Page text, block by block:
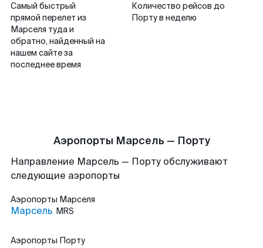
Самый быстрый
прямой перелет из
Марселя туда и
обратно, найденный на
нашем сайте за
последнее время
Количество рейсов до
Порту в неделю
Аэропорты Марсель — Порту
Направление Марсель — Порту обслуживают
следующие аэропорты
Аэропорты Марселя
Марсель MRS
Аэропорты Порту